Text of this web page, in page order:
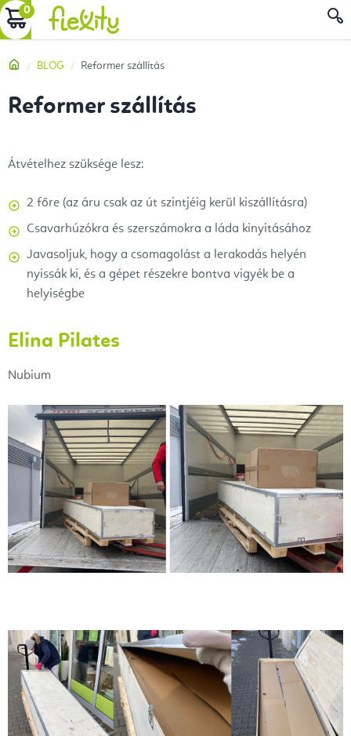
Ugrás
a
tartalomhoz
KOSÁR
Kezdőlap
BLOG Reformer szállítás
Reformer szállítás
Átvételhez szüksége lesz:
2 főre (az áru csak az út szintjéig kerül kiszállításra)
Csavarhúzókra és szerszámokra a láda kinyitásához
Javasoljuk, hogy a csomagolást a lerakodás helyén
nyissák ki, és a gépet részekre bontva vigyék be a
helyiségbe
Elina Pilates
Nubium